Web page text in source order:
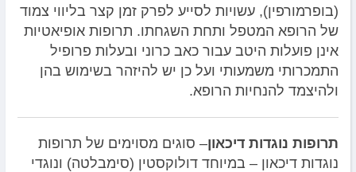
(בופרמורפין), עשויות לסייע לפרק זמן קצר בליווי צמוד
של הרופא המטפל ותחת השגחתו. תרופות אופיאטיות
אינן פועלות היטב עבור כאב כרוני ובעלות פרופיל
התמכרותי משמעותי ועל כן יש להיזהר בשימוש בהן
ולהיצמד להנחיות הרופא.
תרופות נוגדות דיכאון– סוגים מסוימים של תרופות
נוגדות דיכאון – במיוחד דולוקסטין (סימבלטה) ונוגדי